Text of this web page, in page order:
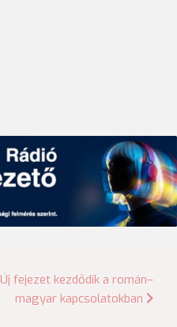
Új fejezet kezdődik a román–
magyar kapcsolatokban